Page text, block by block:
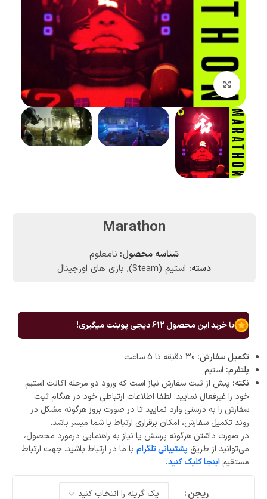
بزرگنمایی تصویر
Marathon
شناسه محصول: نامعلوم
دسته: استیم (Steam) , بازی های اورجینال
با خرید این محصول612دیجی پوینت میگیری!
تکمیل سفارش:
پلتفرم: استیم
نکته: پیش از ثبت سفارش نیاز است که ورود دو مرحله اکانت استیم
خود را غیرفعال نمایید. لطفا اطلاعات ارتباطی خود در هنگام ثبت
سفارش را به درستی وارد نمایید تا در صورت بروز هرگونه مشکل در
روند تکمیل سفارش، امکان برقراری ارتباط با شما میسر باشد.
در صورت داشتن هرگونه پرسش یا نیاز به راهنمایی درمورد محصول،
می‌توانید از طریق پشتیبانی تلگرام با ما در ارتباط باشید. جهت ارتباط
مستقیم اینجا کلیک کنید.
ریجن